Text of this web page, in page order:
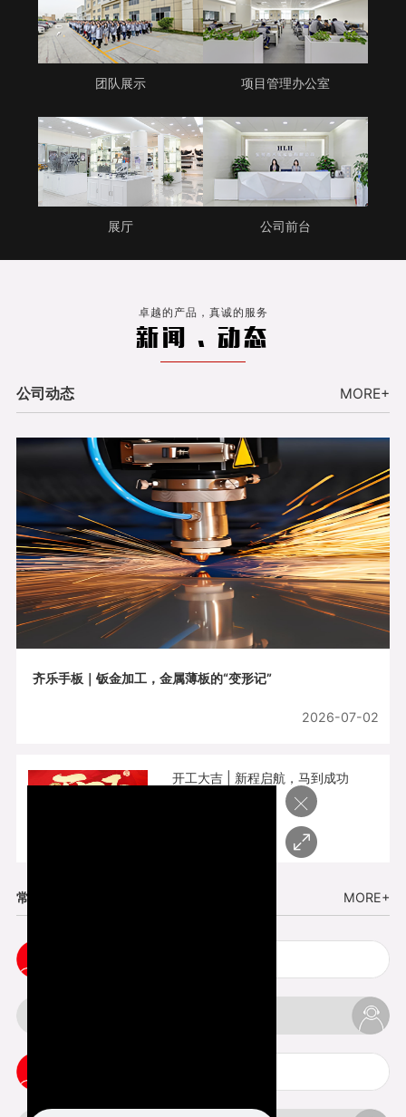
团队展示 项目管理办公室
展厅 公司前台
卓越的产品，真诚的服务
新闻 . 动态
公司动态 MORE+
齐乐手板｜钣金加工，金属薄板的“变形记”
2026-07-02
开工大吉 | 新程启航，马到成功
常见问题 MORE+
×